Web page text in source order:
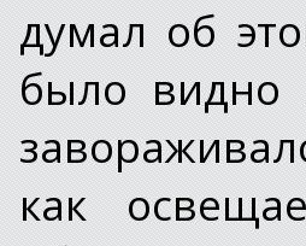
думал об
было видно
как